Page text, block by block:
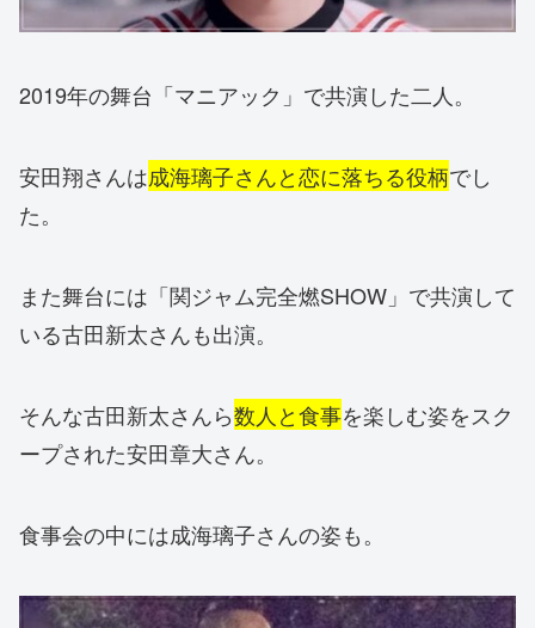
2019年の舞台「マニアック」で共演した二人。
安田翔さんは成海璃子さんと恋に落ちる役柄でし
た。
また舞台には「関ジャム完全燃SHOW」で共演して
いる古田新太さんも出演。
そんな古田新太さんら数人と食事を楽しむ姿をスク
ープされた安田章大さん。
食事会の中には成海璃子さんの姿も。